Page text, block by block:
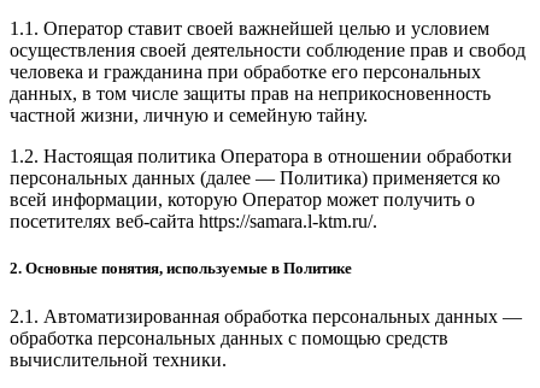
1.1. Оператор ставит своей важнейшей целью и условием
осуществления своей деятельности соблюдение прав и свобод
человека и гражданина при обработке его персональных
данных, в том числе защиты прав на неприкосновенность
частной жизни, личную и семейную тайну.
1.2. Настоящая политика Оператора в отношении обработки
персональных данных (далее — Политика) применяется ко
всей информации, которую Оператор может получить о
посетителях веб-сайта https://samara.l-ktm.ru/.
2. Основные понятия, используемые в Политике
2.1. Автоматизированная обработка персональных данных —
обработка персональных данных с помощью средств
вычислительной техники.